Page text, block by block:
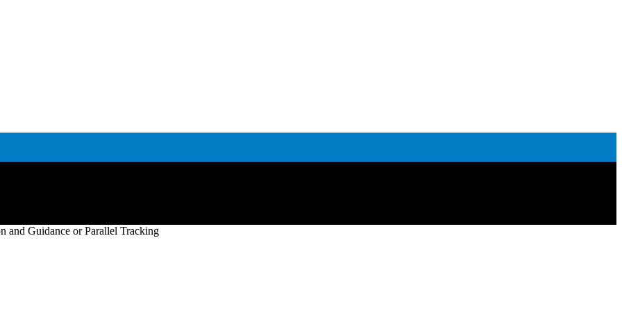
and Guidance or Parallel Tracking